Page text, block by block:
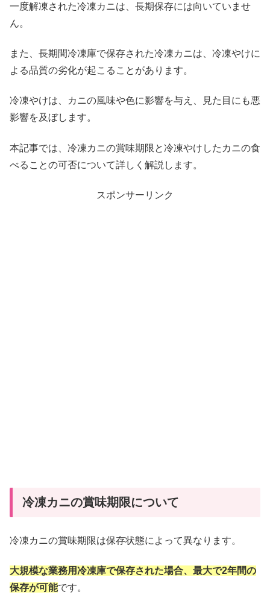
一度解凍された冷凍カニは、長期保存には向いていませ
ん。
また、長期間冷凍庫で保存された冷凍カニは、冷凍やけに
よる品質の劣化が起こることがあります。
冷凍やけは、カニの風味や色に影響を与え、見た目にも悪
影響を及ぼします。
本記事では、冷凍カニの賞味期限と冷凍やけしたカニの食
べることの可否について詳しく解説します。
スポンサーリンク
冷凍カニの賞味期限について
冷凍カニの賞味期限は保存状態によって異なります。
大規模な業務用冷凍庫で保存された場合、最大で2年間の
保存が可能です。